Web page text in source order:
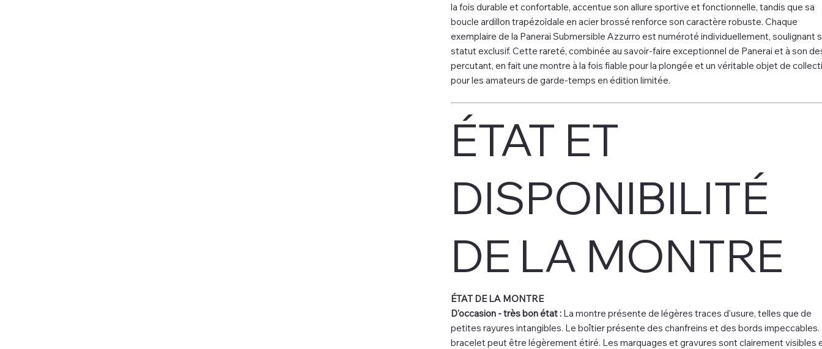
la fois durable et confortable, accentue son allure sportive et fonctionnelle, tandis que sa
boucle ardillon trapézoïdale en acier brossé renforce son caractère robuste. Chaque
exemplaire de la Panerai Submersible Azzurro est numéroté individuellement, soulignant
statut exclusif. Cette rareté, combinée au savoir-faire exceptionnel de Panerai et à son
percutant, en fait une montre à la fois fiable pour la plongée et un véritable objet de
pour les amateurs de garde-temps en édition limitée.
ÉTAT ET
DISPONIBILITÉ
DE LA MONTRE
ÉTAT DE LA MONTRE
D'occasion - très bon état :La montre présente de légères traces d'usure, telles que de
petites rayures intangibles. Le boîtier présente des chanfreins et des bords impeccables.
bracelet peut être légèrement étiré. Les marquages et gravures sont clairement visibles